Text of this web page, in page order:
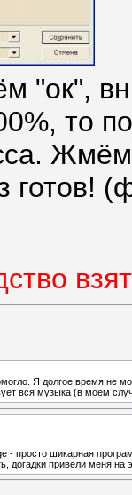
"ок",
то
готов!
Я долгое время не
вся музыка (в моем
просто шикарная
догадки привели меня на